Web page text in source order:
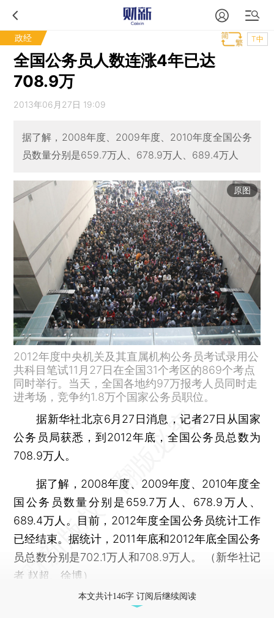
政经 T中
全国公务员人数连涨4年已达
708.9万
2013年06月27日 19:09
据了解，2008年度、2009年度、2010年度全国公务
员数量分别是659.7万人、678.9万人、689.4万人
原图
2012年度中央机关及其直属机构公务员考试录用公
共科目笔试11月27日在全国31个考区的869个考点
同时举行。当天，全国各地约97万报考人员同时走
进考场，竞争约1.8万个国家公务员职位。
据新华社北京6月27日消息，记者27日从国家
公务员局获悉，到2012年底，全国公务员总数为
708.9万人。
据了解，2008年度、2009年度、2010年度全
国公务员数量分别是659.7万人、678.9万人、
689.4万人。目前，2012年度全国公务员统计工作
已经结束。据统计，2011年底和2012年底全国公务
员总数分别是702.1万人和708.9万人。 （新华社记
者 赵超、徐博）
本文共计146字 订阅后继续阅读